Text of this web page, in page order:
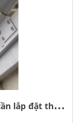
L
àm cửa sổ nhôm kính mở quay 180 độ cần lắp đặt thanh hạn vị chống gió